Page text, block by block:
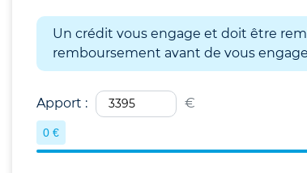
Un crédit vous engage et doit être
remboursement avant de vous
Apport : €
0 €